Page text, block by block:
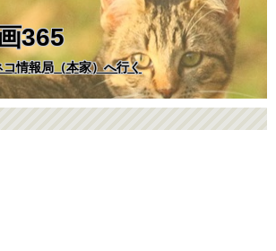
365
コ情報局（本家）へ行く